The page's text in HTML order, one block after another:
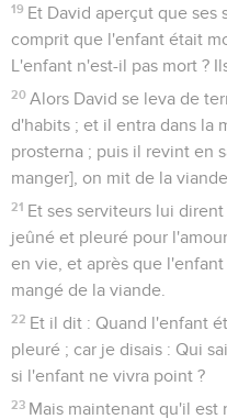
19 Et David aperçut que ses
comprit que l'enfant était
L'enfant n'est-il pas mort ?
20 Alors David se leva de
d'habits ; et il entra dans la
prosterna ; puis il revint en
manger], on mit de la
21 Et ses serviteurs lui
jeûné et pleuré pour
en vie, et après que
mangé de la viande.
22 Et il dit : Quand l'enfant
pleuré ; car je disais : Qui
si l'enfant ne vivra point ?
23 Mais maintenant qu'il est